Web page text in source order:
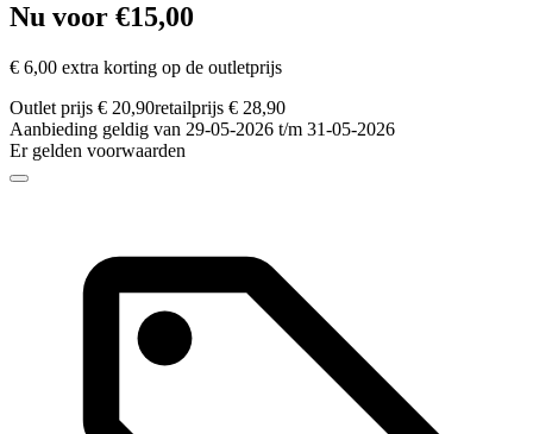
Nu voor €15,00
€ 6,00 extra korting op de outletprijs
Outlet prijs € 20,90retailprijs € 28,90
Aanbieding geldig van 29-05-2026 t/m 31-05-2026
Er gelden voorwaarden